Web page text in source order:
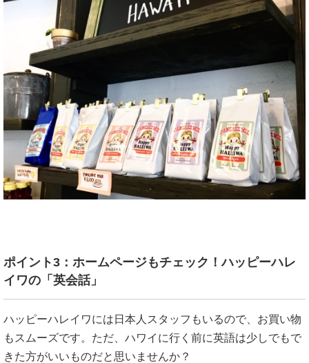
ポイント3：ホームページもチェック！ハッピーハレ
イワの「英会話」
ハッピーハレイワには日本人スタッフもいるので、お買い物
もスムーズです。ただ、ハワイに行く前に英語は少しでもで
きた方がいいものだと思いませんか？